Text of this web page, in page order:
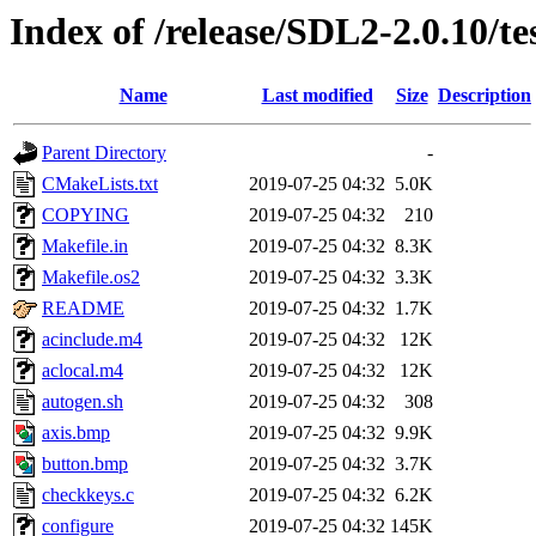
Index of /release/SDL2-2.0.10/
Name Last modified Size Description
Parent Directory
-
CMakeLists.txt
2019-07-25 04:32 5.0K
COPYING
2019-07-25 04:32
210
Makefile.in
2019-07-25 04:32 8.3K
Makefile.os2
2019-07-25 04:32 3.3K
README
2019-07-25 04:32 1.7K
acinclude.m4
2019-07-25 04:32
12K
aclocal.m4
2019-07-25 04:32
12K
autogen.sh
2019-07-25 04:32
308
axis.bmp
2019-07-25 04:32 9.9K
button.bmp
2019-07-25 04:32 3.7K
checkkeys.c
2019-07-25 04:32 6.2K
configure
2019-07-25 04:32 145K